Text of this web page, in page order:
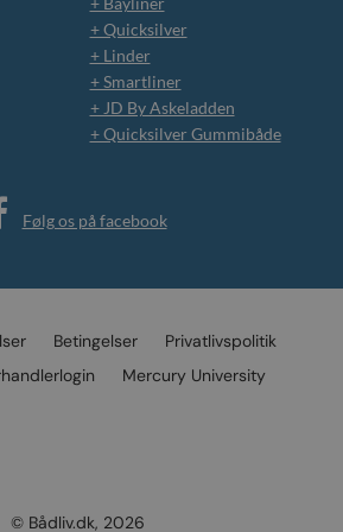
+ Quicksilver
+ Linder
+ Smartliner
+ JD By Askeladden
+ Quicksilver Gummibåde
Følg os på facebook
Betingelser
Privatlivspolitik
Mercury University
© Bådliv.dk, 2026